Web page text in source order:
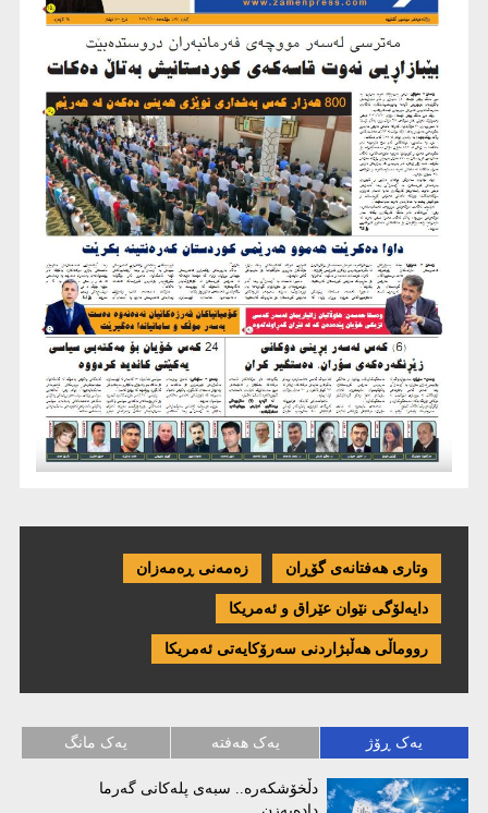
وتاری هەفتانەی گۆڕان زەمەنی ڕەمەزان
دایەلۆگی نێوان عێراق و ئەمریكا
رووماڵی هەڵبژاردنی سەرۆکایەتی ئەمریکا
یەک ڕۆژ یەک هەفتە یەک مانگ
دڵخۆشکەرە.. سبەی پلەکانی گەرما